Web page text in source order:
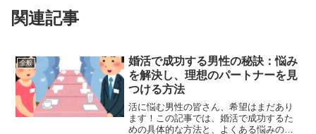
関連記事
全般
婚活で成功する男性の秘訣：悩み
を解決し、理想のパートナーを見
つける方法
活に悩む男性の皆さん、希望はまだあり
ます！この記事では、婚活で成功するた
めの具体的な方法と、よくある悩みの解